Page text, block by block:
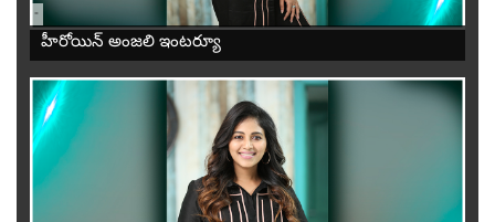
-
హీరోయిన్ అంజలి ఇంటర్యూ